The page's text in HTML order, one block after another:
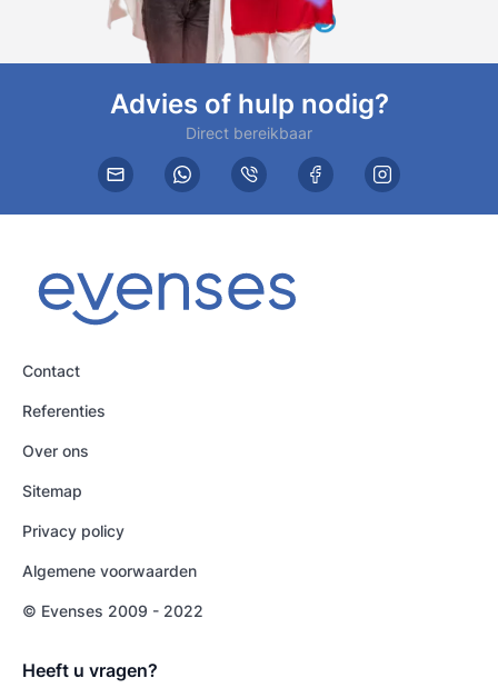
Advies of hulp nodig?
Direct bereikbaar
Contact
Referenties
Over ons
Sitemap
Privacy policy
Algemene voorwaarden
© Evenses 2009 - 2022
Heeft u vragen?